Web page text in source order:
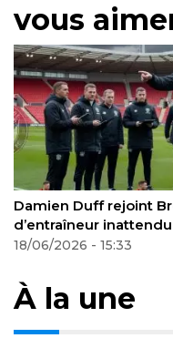
vous
St Éloi Lupopo
dos à la Ligue des
Actualités Football
À la une